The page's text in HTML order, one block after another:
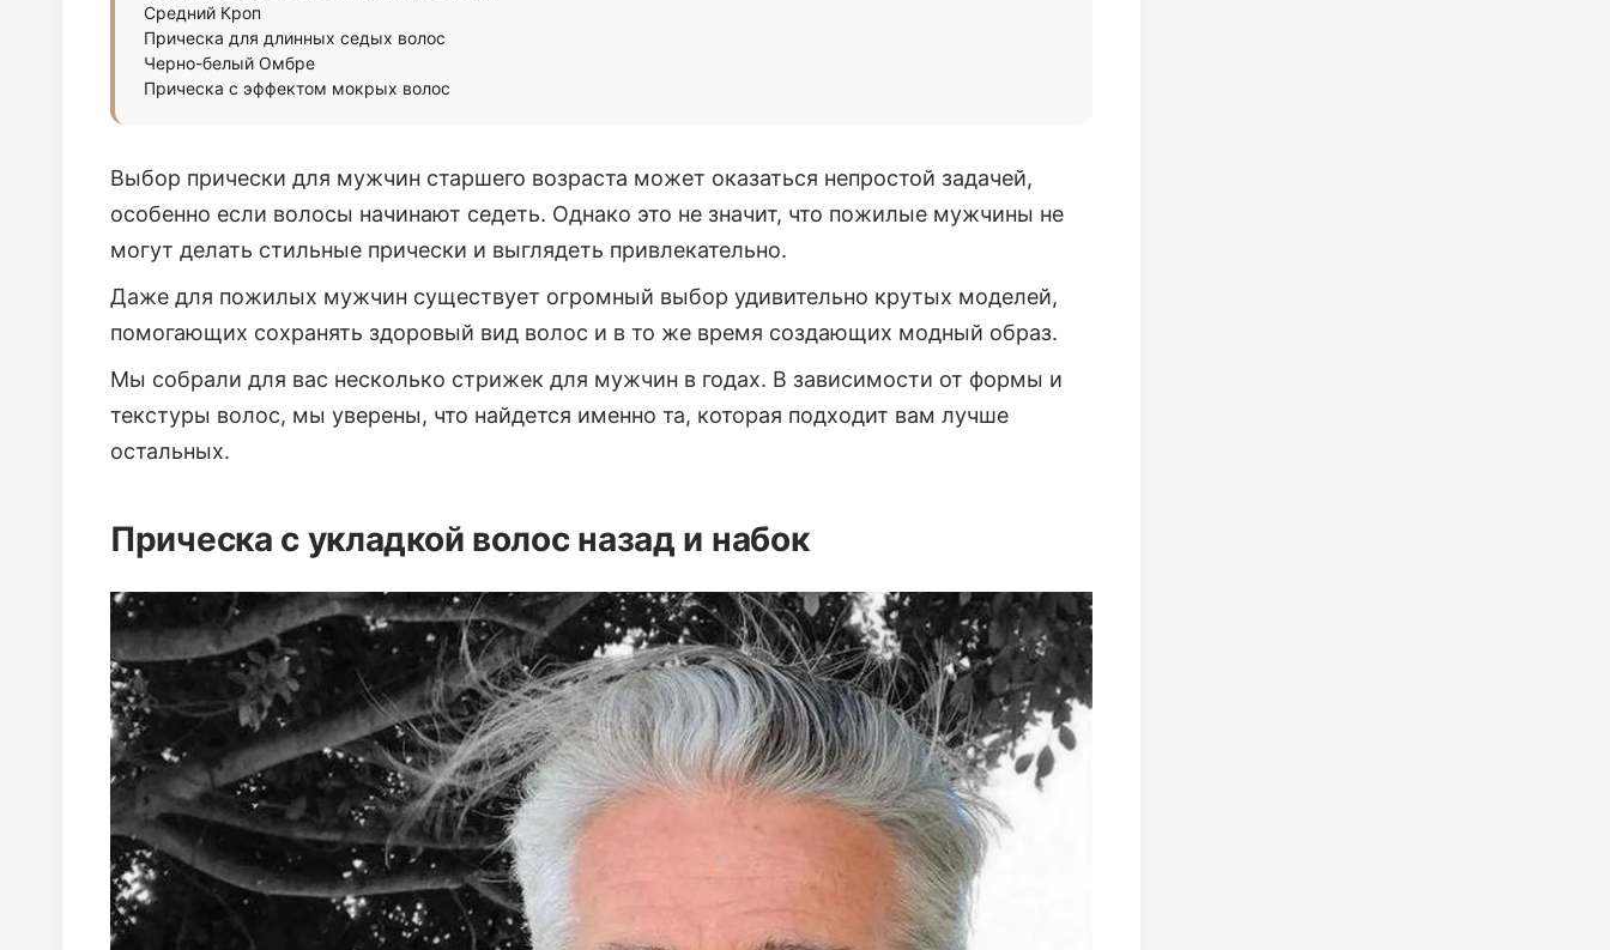
Средний Кроп
Прическа для длинных седых волос
Черно-белый Омбре
Прическа с эффектом мокрых волос
Выбор прически для мужчин старшего возраста может оказаться непростой задачей,
особенно если волосы начинают седеть. Однако это не значит, что пожилые мужчины не
могут делать стильные прически и выглядеть привлекательно.
Даже для пожилых мужчин существует огромный выбор удивительно крутых моделей,
помогающих сохранять здоровый вид волос и в то же время создающих модный образ.
Мы собрали для вас несколько стрижек для мужчин в годах. В зависимости от формы и
текстуры волос, мы уверены, что найдется именно та, которая подходит вам лучше
остальных.
Прическа с укладкой волос назад и набок